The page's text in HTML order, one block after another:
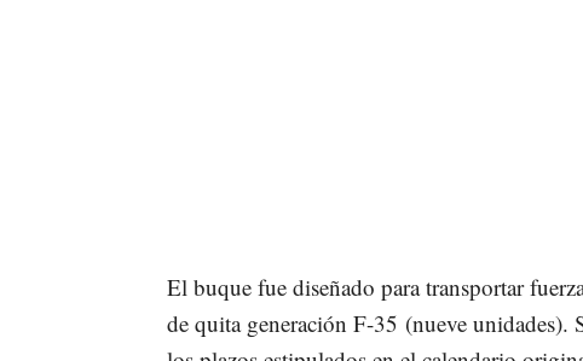
El buque fue diseñado para transportar
de quita generación F-35 (nueve unidades).